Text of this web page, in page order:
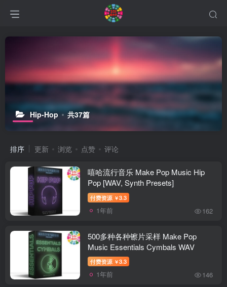
Hip-Hop 共37篇
排序 更新 浏览 点赞 评论
嘻哈流行音乐 Make Pop Music Hip
Pop [WAV, Synth Presets]
付费资源 ￥3.3
1年前 162
500多种各种镲片采样 Make Pop
Music Essentials Cymbals WAV
付费资源 ￥3.3
1年前 146